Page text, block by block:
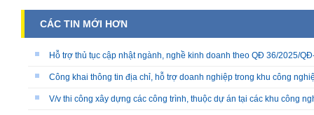
CÁC TIN MỚI HƠN
Hỗ trợ thủ tục cập nhật ngành, nghề kinh doanh theo QĐ 36/2025/
Công khai thông tin địa chỉ, hỗ trợ doanh nghiệp trong khu công
V/v thi công xây dựng các công trình, thuộc dự án tại các khu công